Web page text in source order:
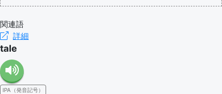
関連語
詳細
tale
IPA（発音記号）